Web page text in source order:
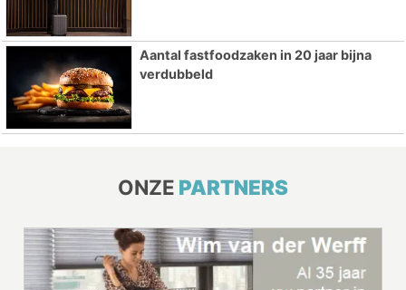
Aantal fastfoodzaken in 20 jaar bijna
verdubbeld
ONZE PARTNERS